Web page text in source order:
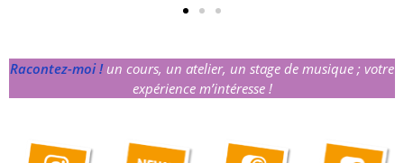
Racontez-moi ! un cours, un atelier, un stage de musique ; votre
expérience m’intéresse !